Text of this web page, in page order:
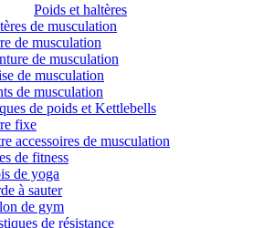
Poids et haltères
de musculation
de musculation
de musculation
de musculation
de musculation
de poids et Kettlebells
fixe
accessoires de musculation
de fitness
de yoga
à sauter
de gym
de résistance